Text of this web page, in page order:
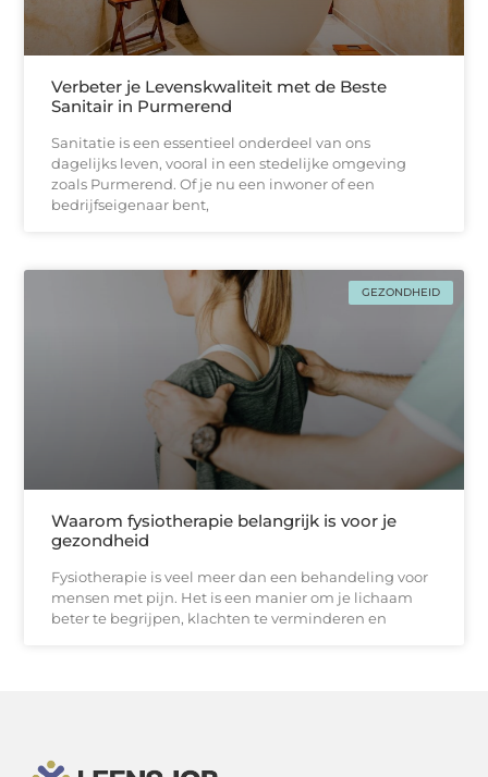
Verbeter je Levenskwaliteit met de Beste
Sanitair in Purmerend
Sanitatie is een essentieel onderdeel van ons
dagelijks leven, vooral in een stedelijke omgeving
zoals Purmerend. Of je nu een inwoner of een
bedrijfseigenaar bent,
GEZONDHEID
Waarom fysiotherapie belangrijk is voor je
gezondheid
Fysiotherapie is veel meer dan een behandeling voor
mensen met pijn. Het is een manier om je lichaam
beter te begrijpen, klachten te verminderen en